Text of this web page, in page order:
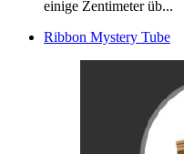
einige Zentimeter üb...
Ribbon Mystery Tube